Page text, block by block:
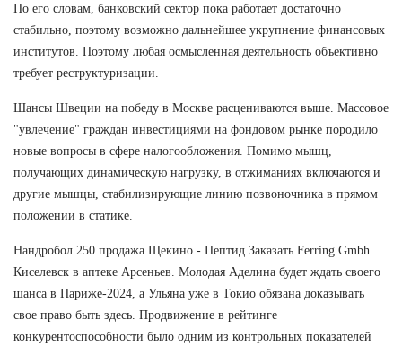
По его словам, банковский сектор пока работает достаточно
стабильно, поэтому возможно дальнейшее укрупнение финансовых
институтов. Поэтому любая осмысленная деятельность объективно
требует реструктуризации.
Шансы Швеции на победу в Москве расцениваются выше. Массовое
"увлечение" граждан инвестициями на фондовом рынке породило
новые вопросы в сфере налогообложения. Помимо мышц,
получающих динамическую нагрузку, в отжиманиях включаются и
другие мышцы, стабилизирующие линию позвоночника в прямом
положении в статике.
Нандробол 250 продажа Щекино - Пептид Заказать Ferring Gmbh
Киселевск в аптеке Арсеньев. Молодая Аделина будет ждать своего
шанса в Париже-2024, а Ульяна уже в Токио обязана доказывать
свое право быть здесь. Продвижение в рейтинге
конкурентоспособности было одним из контрольных показателей